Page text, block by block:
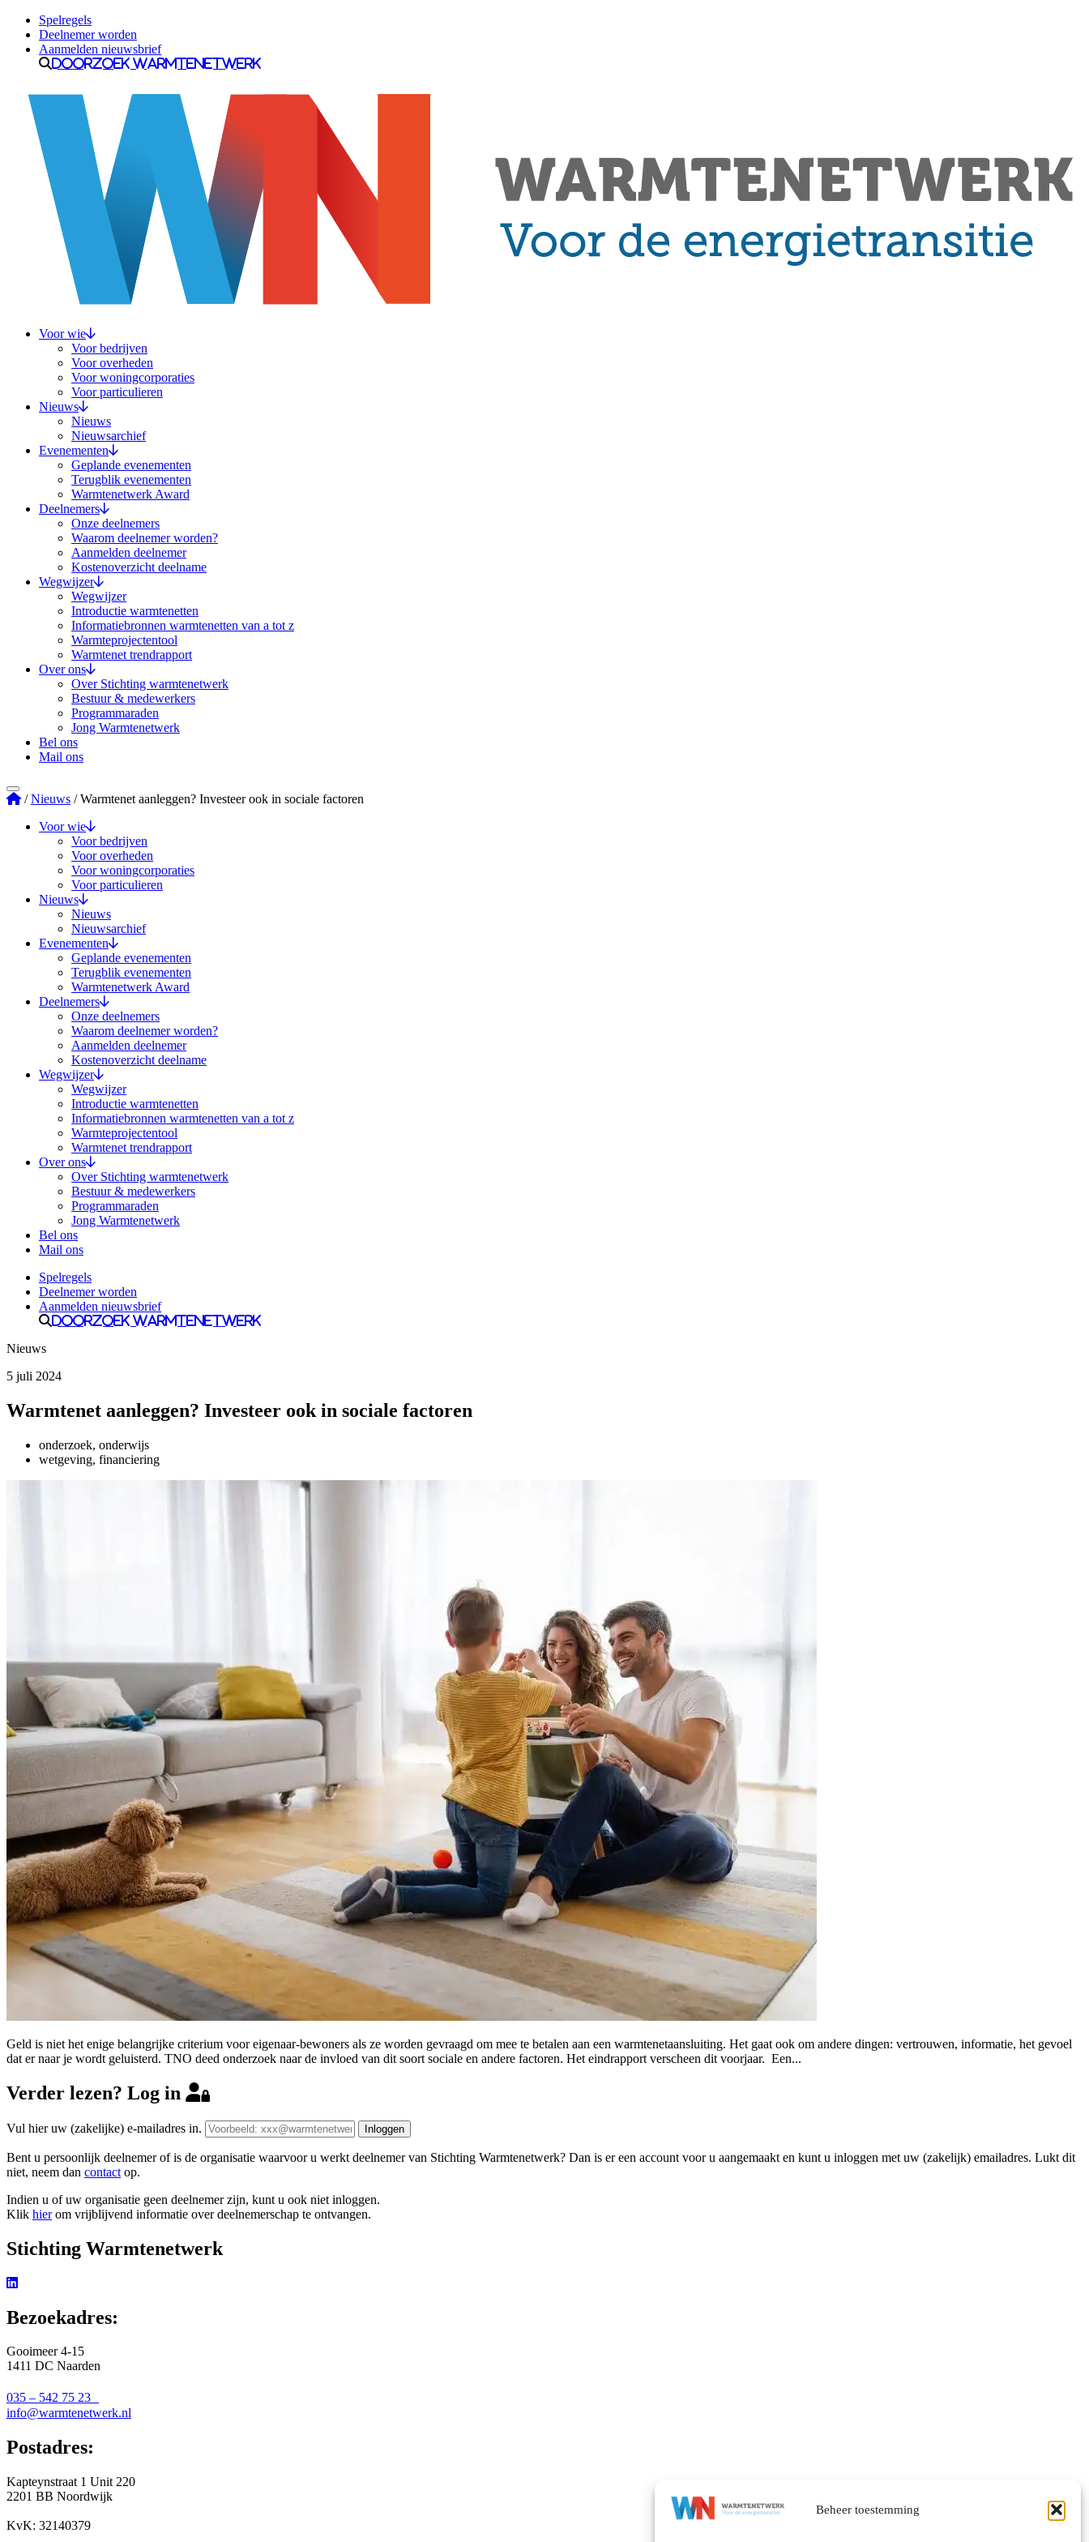
Beheer toestemming
Ga naar inhoud
Spelregels
Deelnemer worden
Aanmelden nieuwsbrief
Doorzoek Warmtenetwerk
Voor wie
Voor bedrijven
Voor overheden
Voor woningcorporaties
Voor particulieren
Nieuws
Nieuws
Nieuwsarchief
Evenementen
Geplande evenementen
Terugblik evenementen
Warmtenetwerk Award
Deelnemers
Onze deelnemers
Waarom deelnemer worden?
Aanmelden deelnemer
Kostenoverzicht deelname
Wegwijzer
Wegwijzer
Introductie warmtenetten
Informatiebronnen warmtenetten van a tot z
Warmteprojectentool
Warmtenet trendrapport
Over ons
Over Stichting warmtenetwerk
Bestuur & medewerkers
Programmaraden
Jong Warmtenetwerk
Bel ons
Mail ons
Stichting Warmtenetwerk
/Nieuws /Warmtenet aanleggen? Investeer ook in sociale factoren
Voor wie
Voor bedrijven
Voor overheden
Voor woningcorporaties
Voor particulieren
Nieuws
Nieuws
Nieuwsarchief
Evenementen
Geplande evenementen
Terugblik evenementen
Warmtenetwerk Award
Deelnemers
Onze deelnemers
Waarom deelnemer worden?
Aanmelden deelnemer
Kostenoverzicht deelname
Wegwijzer
Wegwijzer
Introductie warmtenetten
Informatiebronnen warmtenetten van a tot z
Warmteprojectentool
Warmtenet trendrapport
Over ons
Over Stichting warmtenetwerk
Bestuur & medewerkers
Programmaraden
Jong Warmtenetwerk
Bel ons
Mail ons
Spelregels
Deelnemer worden
Aanmelden nieuwsbrief
Doorzoek Warmtenetwerk
Nieuws
5 juli 2024
Warmtenet aanleggen? Investeer ook in sociale factoren
onderzoek, onderwijs
wetgeving, financiering
Geld is niet het enige belangrijke criterium voor eigenaar-bewoners als ze worden gevraagd om mee te betalen aan een warmtenetaansluiting. Het gaat ook om andere dingen: vertrouwen, informatie, het gevoel
dat er naar je wordt geluisterd. TNO deed onderzoek naar de invloed van dit soort sociale en andere factoren. Het eindrapport verscheen dit voorjaar. Een...
Verder lezen? Log in
Vul hier uw (zakelijke) e-mailadres in. Inloggen
Bent u persoonlijk deelnemer of is de organisatie waarvoor u werkt deelnemer van Stichting Warmtenetwerk? Dan is er een account voor u aangemaakt en kunt u inloggen met uw (zakelijk) emailadres. Lukt dit
niet, neem dan contact op.
Indien u of uw organisatie geen deelnemer zijn, kunt u ook niet inloggen.
Klik hierom vrijblijvend informatie over deelnemerschap te ontvangen.
Stichting Warmtenetwerk
Bezoekadres:
Gooimeer 4-15
1411 DC Naarden
035 – 542 75 23
info@warmtenetwerk.nl
Postadres:
Kapteynstraat 1 Unit 220
2201 BB Noordwijk
KvK: 32140379